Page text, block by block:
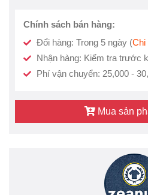
Chính sách bán hàng:
Đổi hàng: Trong 5 ngày (Chi
Nhận hàng: Kiểm tra trước
Phí vận chuyển: 25,000 -
Mua sản